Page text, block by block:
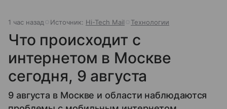
1 час назад Источник: Hi-Tech Mail Технологии
Что происходит с
интернетом в Москве
сегодня, 9 августа
9 августа в Москве и области наблюдаются